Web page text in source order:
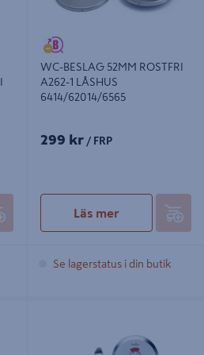
WC-BESLAG 52MM ROSTFRI
A262-1 LÅSHUS
6414/62014/6565
299 kr / FRP
Läs mer
Se lagerstatus i din butik